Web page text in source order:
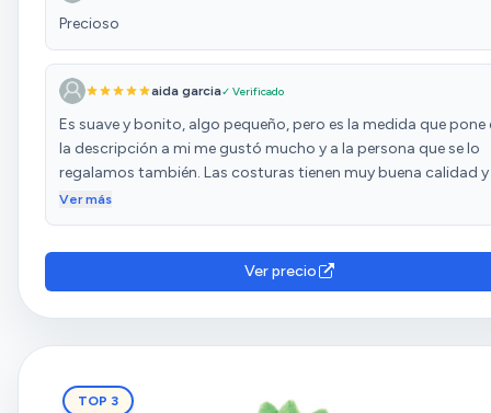
Precioso
aida garcia✓ Verificado
Es suave y bonito, algo pequeño, pero es la medida que pone
la descripción a mi me gustó mucho y a la persona que se lo
regalamos también. Las costuras tienen muy buena calidad
tejidos también.
Ver más
Ver precio
TOP 3